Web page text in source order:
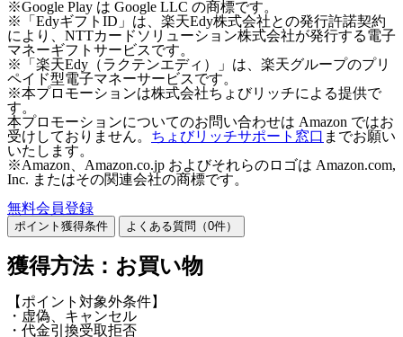
※Google Play は Google LLC の商標です。
※「EdyギフトID」は、楽天Edy株式会社との発行許諾契約
により、NTTカードソリューション株式会社が発行する電子
マネーギフトサービスです。
※「楽天Edy（ラクテンエディ）」は、楽天グループのプリ
ペイド型電子マネーサービスです。
※本プロモーションは株式会社ちょびリッチによる提供で
す。
本プロモーションについてのお問い合わせは Amazon ではお
受けしておりません。 ちょびリッチサポート窓口 までお願い
いたします。
※Amazon、Amazon.co.jp およびそれらのロゴは Amazon.com,
Inc. またはその関連会社の商標です。
無料会員登録
ポイント獲得条件 よくある質問（0件）
獲得方法：お買い物
【ポイント対象外条件】
・虚偽、キャンセル
・代金引換受取拒否